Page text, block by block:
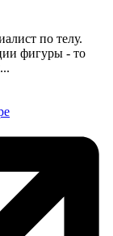
по телу.
фигуры - то
...